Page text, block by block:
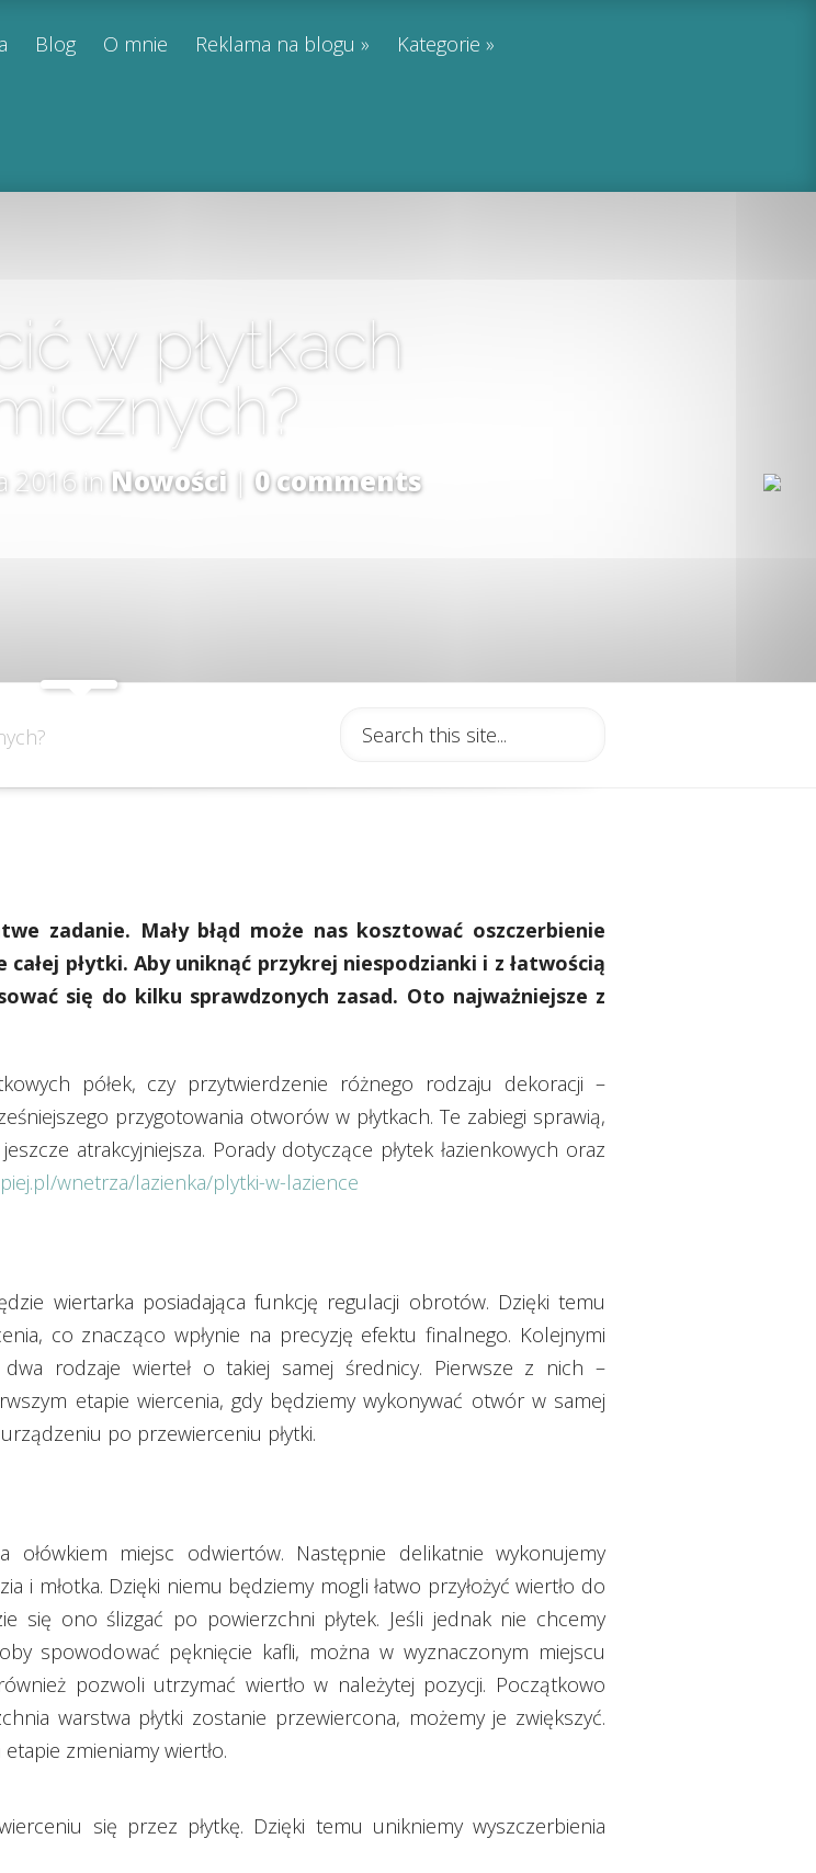
Blog O mnie Reklama na blogu Kategorie
w płytkach
2016 in Nowości|0 comments
zadanie. Mały błąd może nas kosztować oszczerbienie
płytki. Aby uniknąć przykrej niespodzianki i z łatwością
się do kilku sprawdzonych zasad. Oto najważniejsze z
półek, czy przytwierdzenie różnego rodzaju dekoracji –
przygotowania otworów w płytkach. Te zabiegi sprawią,
atrakcyjniejsza. Porady dotyczące płytek łazienkowych oraz
wnetrza/lazienka/plytki-w-lazience
wiertarka posiadająca funkcję regulacji obrotów. Dzięki temu
co znacząco wpłynie na precyzję efektu finalnego. Kolejnymi
rodzaje wierteł o takiej samej średnicy. Pierwsze z nich –
etapie wiercenia, gdy będziemy wykonywać otwór w samej
po przewierceniu płytki.
ołówkiem miejsc odwiertów. Następnie delikatnie wykonujemy
i młotka. Dzięki niemu będziemy mogli łatwo przyłożyć wiertło do
się ono ślizgać po powierzchni płytek. Jeśli jednak nie chcemy
spowodować pęknięcie kafli, można w wyznaczonym miejscu
pozwoli utrzymać wiertło w należytej pozycji. Początkowo
warstwa płytki zostanie przewiercona, możemy je zwiększyć.
zmieniamy wiertło.
się przez płytkę. Dzięki temu unikniemy wyszczerbienia